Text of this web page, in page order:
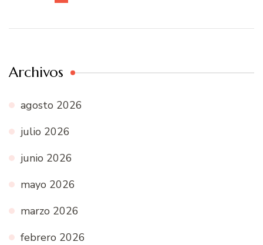
Archivos
agosto 2026
julio 2026
junio 2026
mayo 2026
marzo 2026
febrero 2026